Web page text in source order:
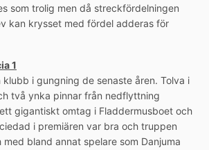
som trolig men då streckfördelningen
kan krysset med fördel adderas för
1
klubb i gungning de senaste åren. Tolva i
två ynka pinnar från nedflyttning
gigantiskt omtag i Fladdermusboet och
i premiären var bra och truppen
med bland annat spelare som Danjuma